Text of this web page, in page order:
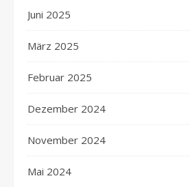
Juni 2025
März 2025
Februar 2025
Dezember 2024
November 2024
Mai 2024